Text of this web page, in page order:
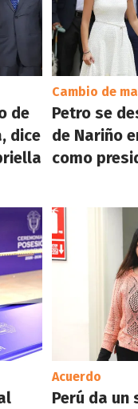
de
dice
Cambio de
Petro se
de Nariño
como
Acuerdo
Perú da